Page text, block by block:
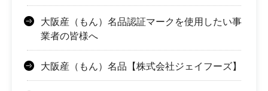
大阪産（もん）名品認証マークを使用したい事
業者の皆様へ
大阪産（もん）名品【株式会社ジェイフーズ】